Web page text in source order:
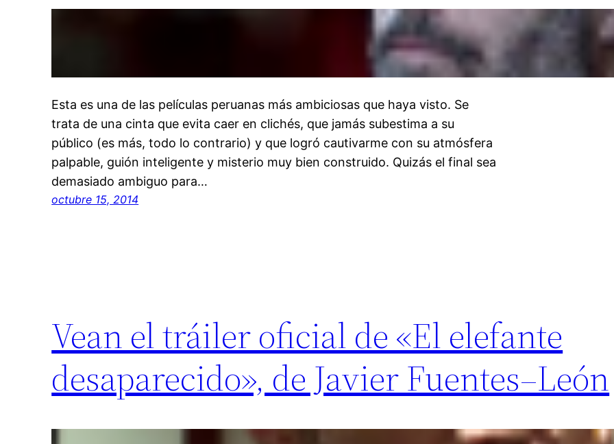
Esta es una de las películas peruanas más ambiciosas que haya visto. Se
trata de una cinta que evita caer en clichés, que jamás subestima a su
público (es más, todo lo contrario) y que logró cautivarme con su atmósfera
palpable, guión inteligente y misterio muy bien construido. Quizás el final sea
demasiado ambiguo para…
octubre 15, 2014
Vean el tráiler oficial de «El elefante
desaparecido», de Javier Fuentes–León